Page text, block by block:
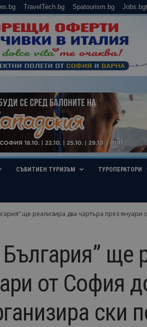
TravelTech.bg Spatourism.bg
СЪБИТИЕН ТУРИЗЪМ ТУРОПЕРАТОРИ
ще реализира два чартъра през януари
ще
от София
ски